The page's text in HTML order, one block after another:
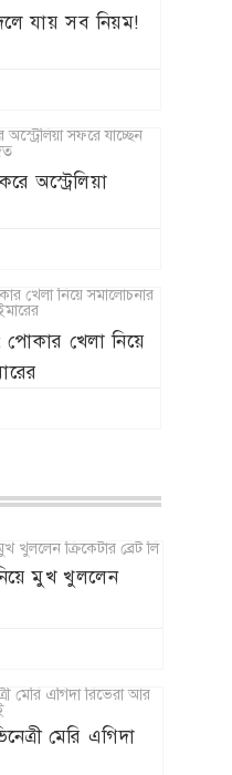
যায় সব নিয়ম!
অস্ট্রেলিয়া
খেলা নিয়ে
নিয়ে মুখ খুললেন
মেরি এগিদা